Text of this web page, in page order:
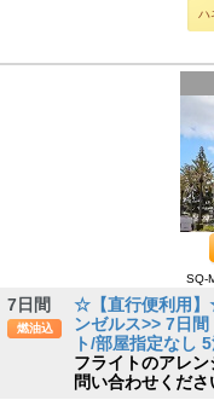
ハ
SQ-
7日間
燃油込
☆【直行便利用】
ンゼルス>> 7日
ト/部屋指定なし 5
フライトのアレ
問い合わせくださ